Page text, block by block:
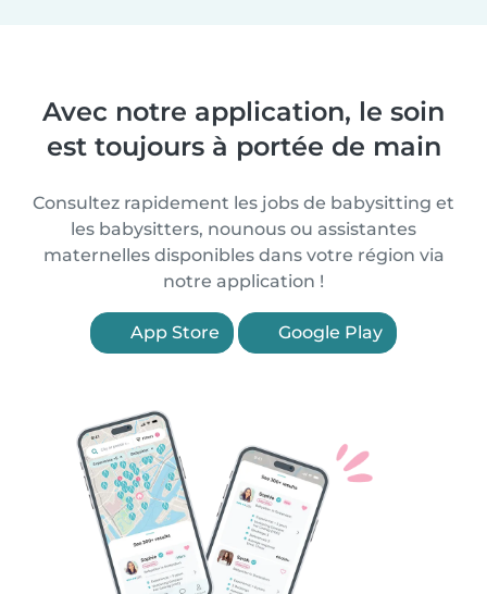
Avec notre application, le soin
est toujours à portée de main
Consultez rapidement les jobs de babysitting et
les babysitters, nounous ou assistantes
maternelles disponibles dans votre région via
notre application !
App Store Google Play